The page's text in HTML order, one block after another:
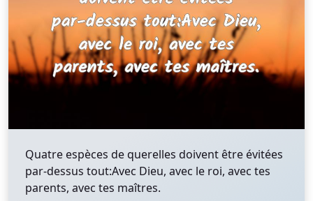
Quatre espèces de querelles doivent être évitées
par-dessus tout:Avec Dieu, avec le roi, avec tes
parents, avec tes maîtres.